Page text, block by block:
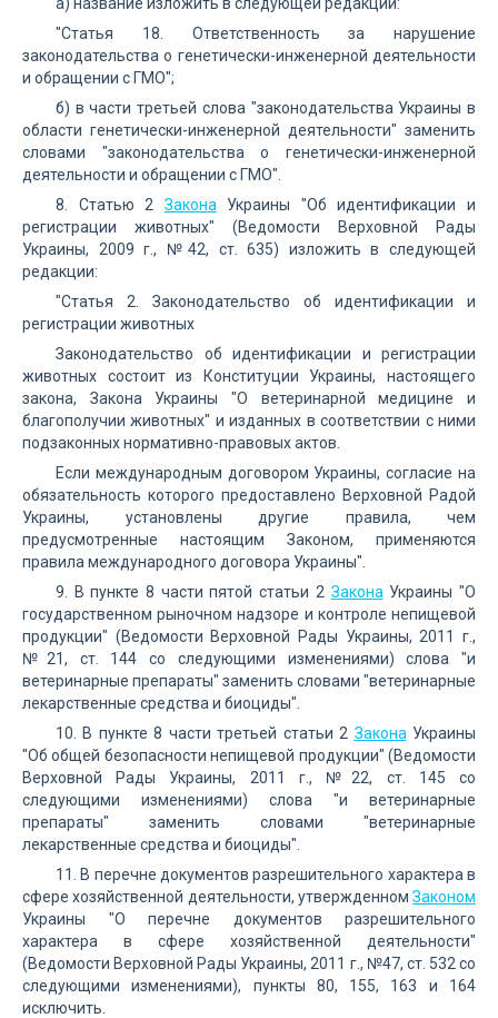
"Статья 18. Ответственность за нарушение
законодательства о генетически-инженерной деятельности
и обращении с ГМО";
б) в части третьей слова "законодательства Украины в
области генетически-инженерной деятельности" заменить
словами "законодательства о генетически-инженерной
деятельности и обращении с ГМО".
8. Статью 2 Закона Украины "Об идентификации и
регистрации животных" (Ведомости Верховной Рады
Украины, 2009 г., №42, ст. 635) изложить в следующей
редакции:
"Статья 2. Законодательство об идентификации и
регистрации животных
Законодательство об идентификации и регистрации
животных состоит из Конституции Украины, настоящего
закона, Закона Украины "О ветеринарной медицине и
благополучии животных" и изданных в соответствии с ними
подзаконных нормативно-правовых актов.
Если международным договором Украины, согласие на
обязательность которого предоставлено Верховной Радой
Украины, установлены другие правила, чем
предусмотренные настоящим Законом, применяются
правила международного договора Украины".
9. В пункте 8 части пятой статьи 2 Закона Украины "О
государственном рыночном надзоре и контроле непищевой
продукции" (Ведомости Верховной Рады Украины, 2011 г.,
№21, ст. 144 со следующими изменениями) слова "и
ветеринарные препараты" заменить словами "ветеринарные
лекарственные средства и биоциды".
10. В пункте 8 части третьей статьи 2 Закона Украины
"Об общей безопасности непищевой продукции" (Ведомости
Верховной Рады Украины, 2011 г., №22, ст. 145 со
следующими изменениями) слова "и ветеринарные
препараты" заменить словами "ветеринарные
лекарственные средства и биоциды".
11. В перечне документов разрешительного характера в
сфере хозяйственной деятельности, утвержденном Законом
Украины "О перечне документов разрешительного
характера в сфере хозяйственной деятельности"
(Ведомости Верховной Рады Украины, 2011 г., №47, ст. 532 со
следующими изменениями), пункты 80, 155, 163 и 164
исключить.